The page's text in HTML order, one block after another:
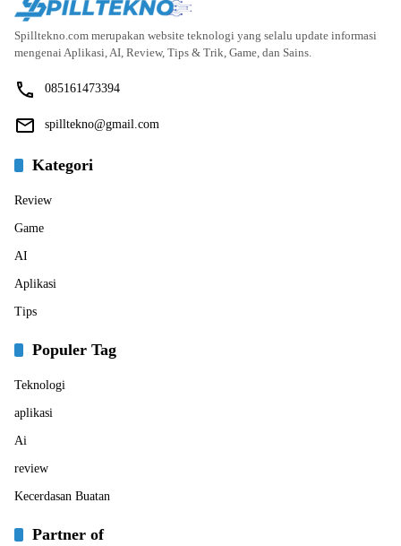
Spilltekno.com merupakan website teknologi yang selalu update informasi
mengenai Aplikasi, AI, Review, Tips & Trik, Game, dan Sains.
085161473394
spilltekno@gmail.com
Kategori
Review
Game
AI
Aplikasi
Tips
Populer Tag
Teknologi
aplikasi
Ai
review
Kecerdasan Buatan
Partner of